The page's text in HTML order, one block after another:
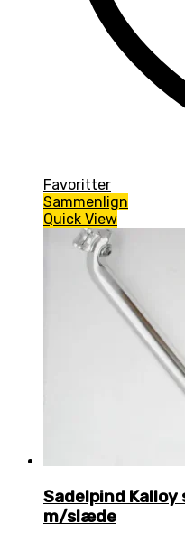
Favoritter
Sammenlign
Quick View
Sadelpind
m/slæde